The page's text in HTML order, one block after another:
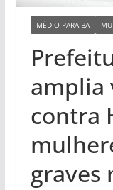
MÉDIO PARAÍBA
amplia
contra
graves